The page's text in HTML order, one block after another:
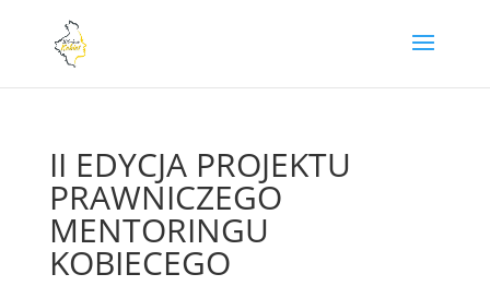
II EDYCJA PROJEKTU
PRAWNICZEGO
MENTORINGU
KOBIECEGO